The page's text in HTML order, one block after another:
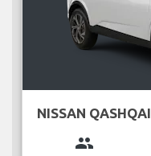
NISSAN QASHQAI
group